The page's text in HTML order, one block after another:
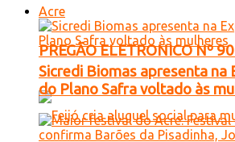
PREGÃO ELETRONICO Nº
Acre
Sicredi Biomas apresenta na
do Plano Safra voltado às